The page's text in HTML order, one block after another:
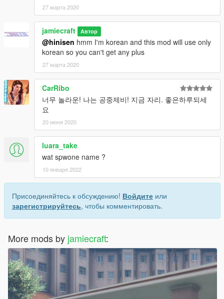
27 марта 2020
jamiecraft Автор
@hinisen hmm I'm korean and this mod will use only
korean so you can't get any plus
27 марта 2020
CarRibo
너무 놀라운! 나는 공중제비! 지금 자리. 좋은하루되세
요
20 июня 2020
luara_take
wat spwone name ?
10 января 2022
Присоединяйтесь к обсуждению! Войдите или
зарегистрируйтесь, чтобы комментировать.
More mods by jamiecraft: